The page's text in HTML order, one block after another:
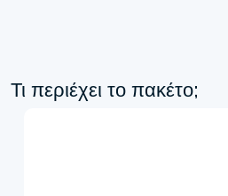
Τι περιέχει το πακέτο;